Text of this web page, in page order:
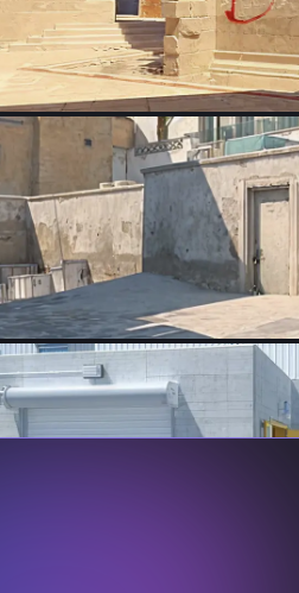
wOq8u-FQzWO-pUujx-JTDND
чтобы вы